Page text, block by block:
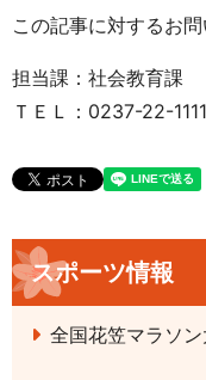
この記事に対するお
担当課：社会教育課
ＴＥＬ：0237-22-1111
スポーツ情報
全国花笠マラソン